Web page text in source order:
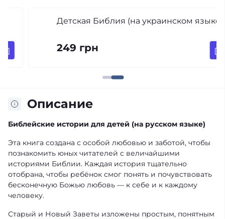
Детская Библия (на украинском языке)
249 грн
Описание
Библейские истории для детей (на русском языке)
Эта книга создана с особой любовью и заботой, чтобы
познакомить юных читателей с величайшими
историями Библии. Каждая история тщательно
отобрана, чтобы ребёнок смог понять и почувствовать
бесконечную Божью любовь — к себе и к каждому
человеку.
Старый и Новый Заветы изложены простым, понятным